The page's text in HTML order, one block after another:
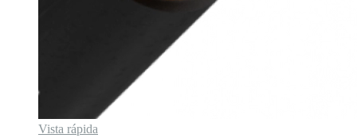
Vista rápida